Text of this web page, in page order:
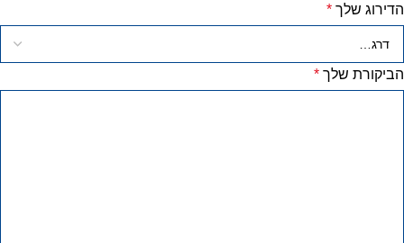
הדירוג שלך *
הביקורת שלך *